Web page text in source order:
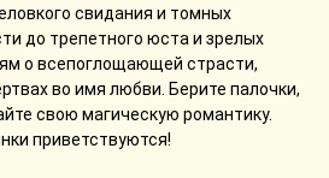
свидания и томных
до трепетного юста и зрелых
о всепоглощающей страсти,
во имя любви. Берите палочки,
свою магическую романтику.
приветствуются!